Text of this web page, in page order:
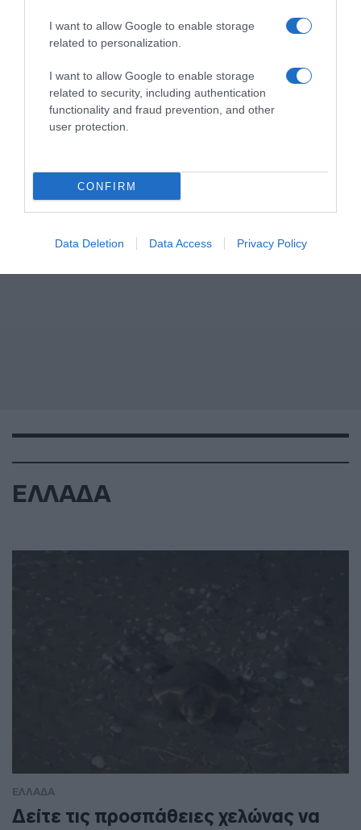
I want to allow Google to enable storage
related to personalization.
I want to allow Google to enable storage
related to security, including authentication
functionality and fraud prevention, and other
user protection.
CONFIRM
Data Deletion Data Access Privacy Policy
ΕΛΛΑΔΑ
ΕΛΛΑΔΑ
Δείτε τις προσπάθειες χελώνας να